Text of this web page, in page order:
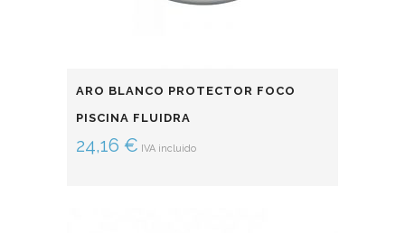
ARO BLANCO PROTECTOR FOCO
PISCINA FLUIDRA
24,16 € IVA incluido